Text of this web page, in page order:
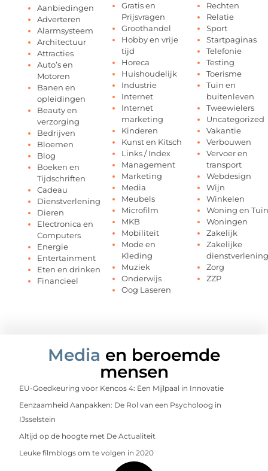
Aanbiedingen
Adverteren
Alarmsysteem
Architectuur
Attracties
Auto’s en
Motoren
Banen en
opleidingen
Beauty en
verzorging
Bedrijven
Bloemen
Blog
Boeken en
Tijdschriften
Cadeau
Dienstverlening
Dieren
Electronica en
Computers
Energie
Entertainment
Eten en drinken
Financieel
Gratis en
Prijsvragen
Groothandel
Hobby en vrije
tijd
Horeca
Huishoudelijk
Industrie
Internet
Internet
marketing
Kinderen
Kunst en Kitsch
Links / Index
Management
Marketing
Media
Meubels
Microfilm
MKB
Mobiliteit
Mode en
Kleding
Muziek
Onderwijs
Oog Laseren
Rechten
Relatie
Sport
Startpaginas
Telefonie
Testing
Toerisme
Tuin en
buitenleven
Tweewielers
Uncategorized
Vakantie
Verbouwen
Vervoer en
transport
Webdesign
Wijn
Winkelen
Woning en Tuin
Woningen
Zakelijk
Zakelijke
dienstverlening
Zorg
ZZP
Media en beroemde
mensen
EU-Goedkeuring voor Kencos 4: Een Mijlpaal in Innovatie
Eenzaamheid Aanpakken: De Rol van een Psycholoog in
IJsselstein
Altijd op de hoogte met De Actualiteit
Leuke filmblogs om te volgen in 2020